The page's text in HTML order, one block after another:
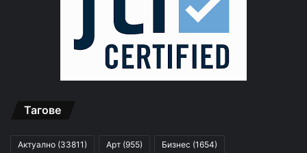
Тагове
Актуално (33811) Арт (955) Бизнес (1654)